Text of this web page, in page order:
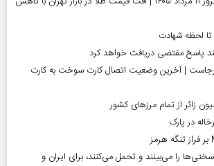
لحظه شهادت
پاسخ مقتضی دریافت خواهد کرد
پابرجاست | آخرین وضعیت اتصال کارت سوخت به کارت
را می‌بینند و تحمل می‌کنند، برای ایران و